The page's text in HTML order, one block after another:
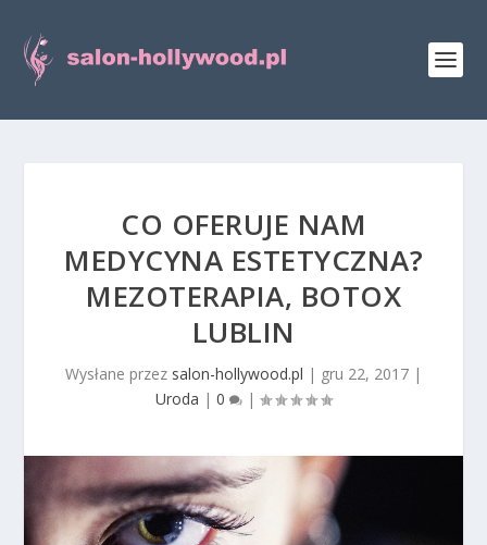
CO OFERUJE NAM
MEDYCYNA ESTETYCZNA?
MEZOTERAPIA, BOTOX
LUBLIN
Wysłane przez salon-hollywood.pl | gru 22, 2017 |
Uroda | 0 |